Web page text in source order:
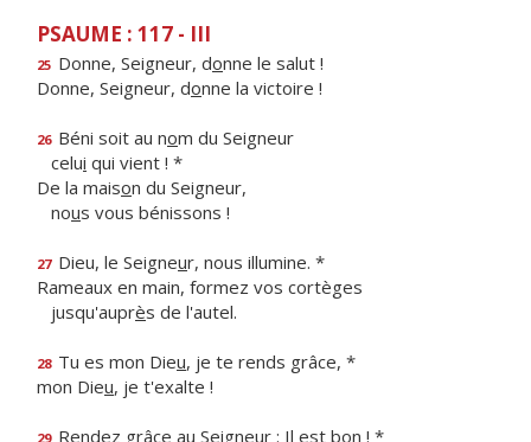
PSAUME : 117 - III
25 Donne, Seigneur, donne le salut !
Donne, Seigneur, donne la victoire !
26 Béni soit au nom du Seigneur
celui qui vient ! *
De la maison du Seigneur,
nous vous bénissons !
27 Dieu, le Seigneur, nous illumine. *
Rameaux en main, formez vos cortèges
jusqu'auprès de l'autel.
28 Tu es mon Dieu, je te rends grâce, *
mon Dieu, je t'exalte !
29 Rendez grâce au Seigneur : Il est bon ! *